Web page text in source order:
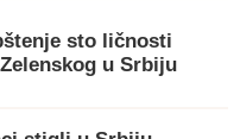
sto ličnosti
u Srbiju